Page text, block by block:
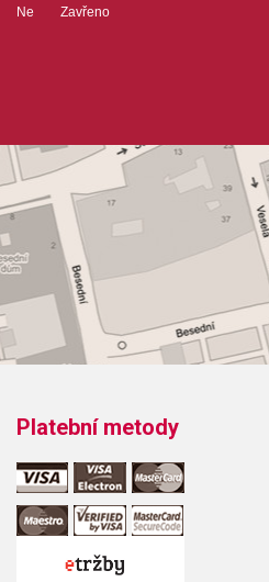
Ne Zavřeno
Platební metody